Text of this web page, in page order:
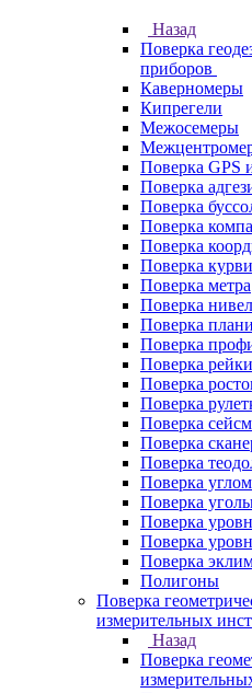
Назад
Поверка
приборов
Каверномеры
Кипрегели
Межосемеры
Поверка GPS
Поверка
Поверка
Поверка
Поверка
Поверка
Поверка метра
Поверка
Поверка
Поверка
Поверка рейки
Поверка
Поверка
Поверка
Поверка
Поверка
Поверка
Поверка
Поверка
Поверка
Поверка
Полигоны
Поверка
измерительных
Назад
Поверка